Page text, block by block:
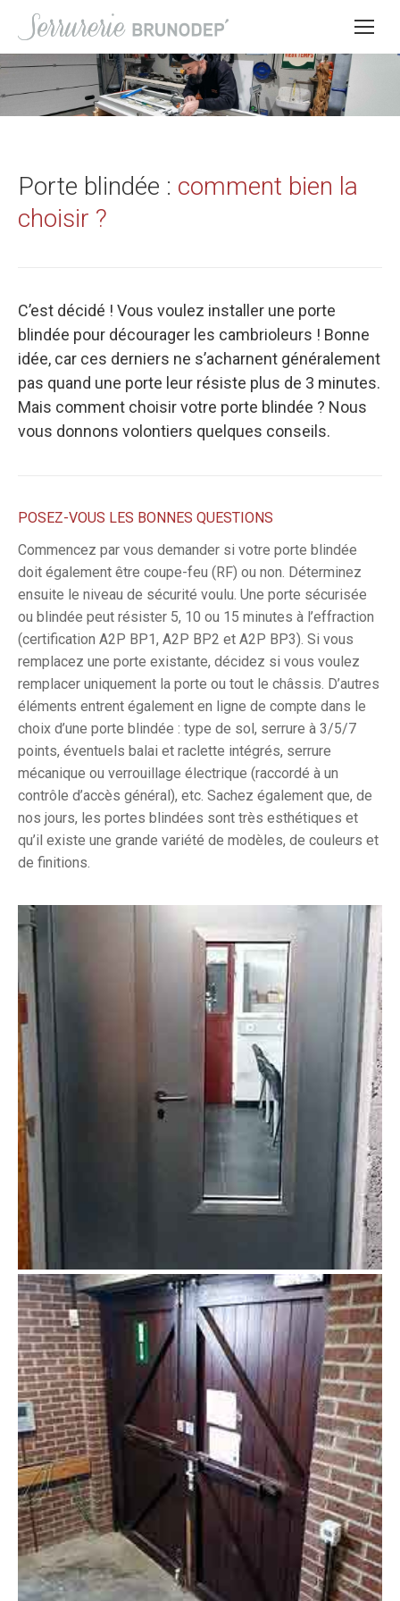
Porte blindée : comment bien la
choisir ?
C’est décidé ! Vous voulez installer une porte
blindée pour décourager les cambrioleurs ! Bonne
idée, car ces derniers ne s’acharnent généralement
pas quand une porte leur résiste plus de 3 minutes.
Mais comment choisir votre porte blindée ? Nous
vous donnons volontiers quelques conseils.
POSEZ-VOUS LES BONNES QUESTIONS
Commencez par vous demander si votre porte blindée
doit également être coupe-feu (RF) ou non. Déterminez
ensuite le niveau de sécurité voulu. Une porte sécurisée
ou blindée peut résister 5, 10 ou 15 minutes à l’effraction
(certification A2P BP1, A2P BP2 et A2P BP3). Si vous
remplacez une porte existante, décidez si vous voulez
remplacer uniquement la porte ou tout le châssis. D’autres
éléments entrent également en ligne de compte dans le
choix d’une porte blindée : type de sol, serrure à 3/5/7
points, éventuels balai et raclette intégrés, serrure
mécanique ou verrouillage électrique (raccordé à un
contrôle d’accès général), etc. Sachez également que, de
nos jours, les portes blindées sont très esthétiques et
qu’il existe une grande variété de modèles, de couleurs et
de finitions.